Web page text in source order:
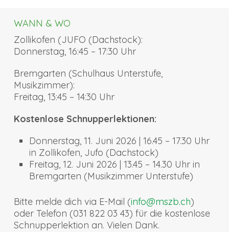
WANN & WO
Zollikofen (JUFO (Dachstock):
Donnerstag, 16:45 – 17:30 Uhr
Bremgarten (Schulhaus Unterstufe,
Musikzimmer):
Freitag, 13:45 – 14:30 Uhr
Kostenlose Schnupperlektionen:
Donnerstag, 11. Juni 2026 | 16.45 – 17.30 Uhr
in Zollikofen, Jufo (Dachstock)
Freitag, 12. Juni 2026 | 13.45 – 14.30 Uhr in
Bremgarten (Musikzimmer Unterstufe)
Bitte melde dich via E-Mail (info@mszb.ch)
oder Telefon (031 822 03 43) für die kostenlose
Schnupperlektion an. Vielen Dank.